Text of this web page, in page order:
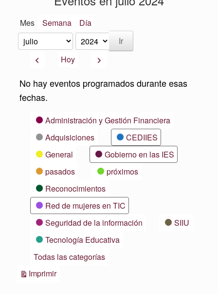
Mes Semana Día
Mes
Año
AnteriorHoy Siguiente
No hay eventos programados durante esas
fechas.
CategoríasAdministración y Gestión Financiera
Adquisiciones
CEDIIES
General
Gobierno en las IES
pasados
próximos
Reconocimientos
Red de mujeres en TIC
Seguridad de la información
SIIU
Tecnología Educativa
Todas las categorías
ImprimirVistas